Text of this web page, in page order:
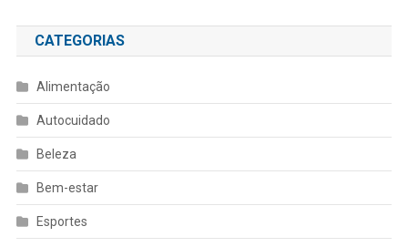
CATEGORIAS
Alimentação
Autocuidado
Beleza
Bem-estar
Esportes